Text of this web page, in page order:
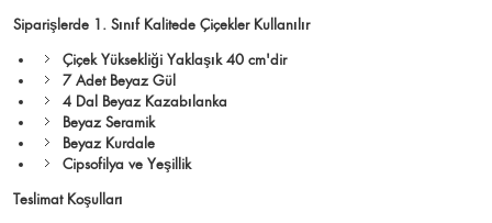
Siparişlerde 1. Sınıf Kalitede Çiçekler Kullanılır
Çiçek Yüksekliği Yaklaşık 40 cm'dir
7 Adet Beyaz Gül
4 Dal Beyaz Kazabılanka
Beyaz Seramik
Beyaz Kurdale
Cipsofilya ve Yeşillik
Teslimat Koşulları